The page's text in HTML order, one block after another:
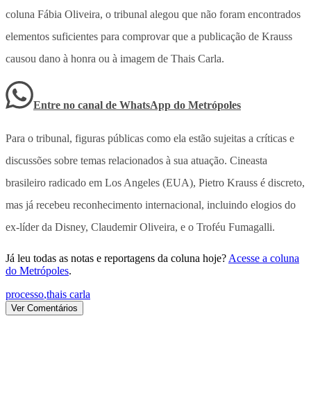
coluna Fábia Oliveira, o tribunal alegou que não foram encontrados
elementos suficientes para comprovar que a publicação de Krauss
causou dano à honra ou à imagem de Thais Carla.
Entre no canal de WhatsApp do Metrópoles
Para o tribunal, figuras públicas como ela estão sujeitas a críticas e
discussões sobre temas relacionados à sua atuação. Cineasta
brasileiro radicado em Los Angeles (EUA), Pietro Krauss é discreto,
mas já recebeu reconhecimento internacional, incluindo elogios do
ex-líder da Disney, Claudemir Oliveira, e o Troféu Fumagalli.
Já leu todas as notas e reportagens da coluna hoje? Acesse a coluna
do Metrópoles.
processo,thais carla
Ver Comentários